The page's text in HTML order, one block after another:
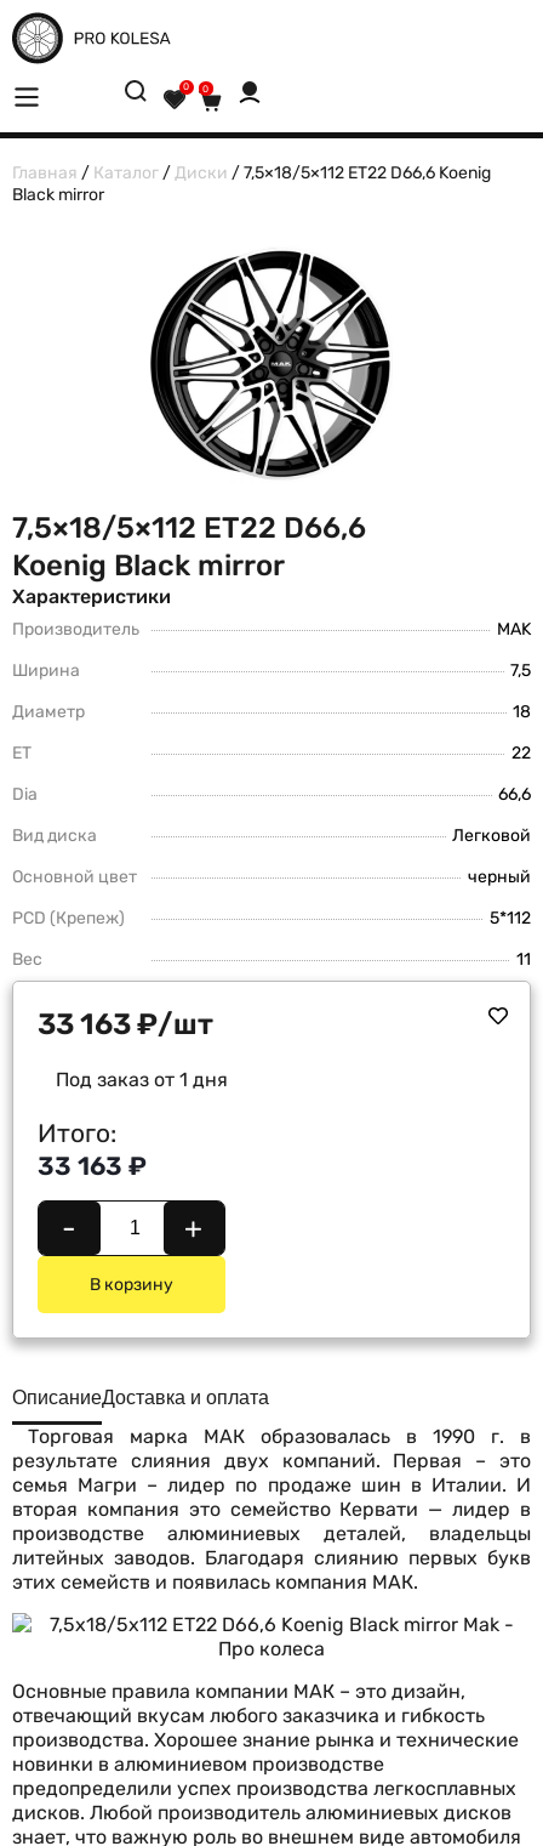
0 0
Главная / Каталог /Диски / 7,5×18/5×112 ET22 D66,6 Koenig
Black mirror
7,5×18/5×112 ET22 D66,6
Koenig Black mirror
Характеристики
Производитель
MAK
Ширина
7,5
Диаметр
18
ET
22
Dia
66,6
Вид диска
Легковой
Основной цвет
черный
PCD (Крепеж)
5*112
Вес
11
33 163₽/шт
Под заказ от 1 дня
Итого:
33 163 ₽
- +
В корзину
ОписаниеДоставка и оплата
Торговая марка МАК образовалась в 1990 г. в
результате слияния двух компаний. Первая – это
семья Магри – лидер по продаже шин в Италии. И
вторая компания это семейство Кервати — лидер в
производстве алюминиевых деталей, владельцы
литейных заводов. Благодаря слиянию первых букв
этих семейств и появилась компания МАК.
Основные правила компании МАК – это дизайн,
отвечающий вкусам любого заказчика и гибкость
производства. Хорошее знание рынка и технические
новинки в алюминиевом производстве
предопределили успех производства легкосплавных
дисков. Любой производитель алюминиевых дисков
знает, что важную роль во внешнем виде автомобиля